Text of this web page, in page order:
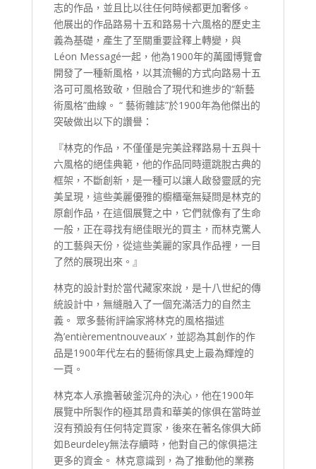
志的作品，並且比以往任何時候都更加奢侈。
他展出的作品路易十五和路易十六風格的歷史主
義為基礎，產生了至關重要詮釋上轉變，與
Léon Messagé一起，他為1900年的萬國博覽會
開發了一種新風格，以其流暢的方式向路易十五
洛可可風格致敬，但融合了現代和進步的“新藝
術風格”曲線。 “ 藝術雜誌”於1900年為他傑出的
突破做出以下的讚譽：
『林克的作品，不僅僅是完美詮釋路易十五與十
六風格的絕佳典範，他的作品同時還跳脫古典的
框架，不斷創新，是一種可以讓人啟發靈感的完
美呈現，這些美麗優雅的櫥櫃毫無疑問是林克的
原創作品，在這個展覽之中，它們就像有了生命
一般，正在尋找有絕佳眼光的買主，而林克驚人
的工藝與天份，從這些美麗的家具作品裡，一目
了然的展現出來。』
林克的設計對於當代藏家來說，是十八世紀的傳
統設計中，無縫融入了一個充滿活力的自然主
義。 眾多藝術評論家將林克的風格描述
為’entièrementnouveaux’，並認為其創作的作
品是1900年代左右的藝術傢具史上最為輝煌的
一頁。
林克本人承擔著破釜沉舟的決心，他在1900年
展覽中所製作的極其昂貴和華美的傢俱在當時並
沒有預設有任何特定買家，後來在著名傢俱大師
如Beurdeley無法存續時，他對自己的傢俱挹注
更多的資金。 林克意識到，為了推動他的業務